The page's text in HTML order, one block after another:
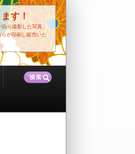
す！
自ら撮影した写真、
らが印刷し販売いた
検
索: